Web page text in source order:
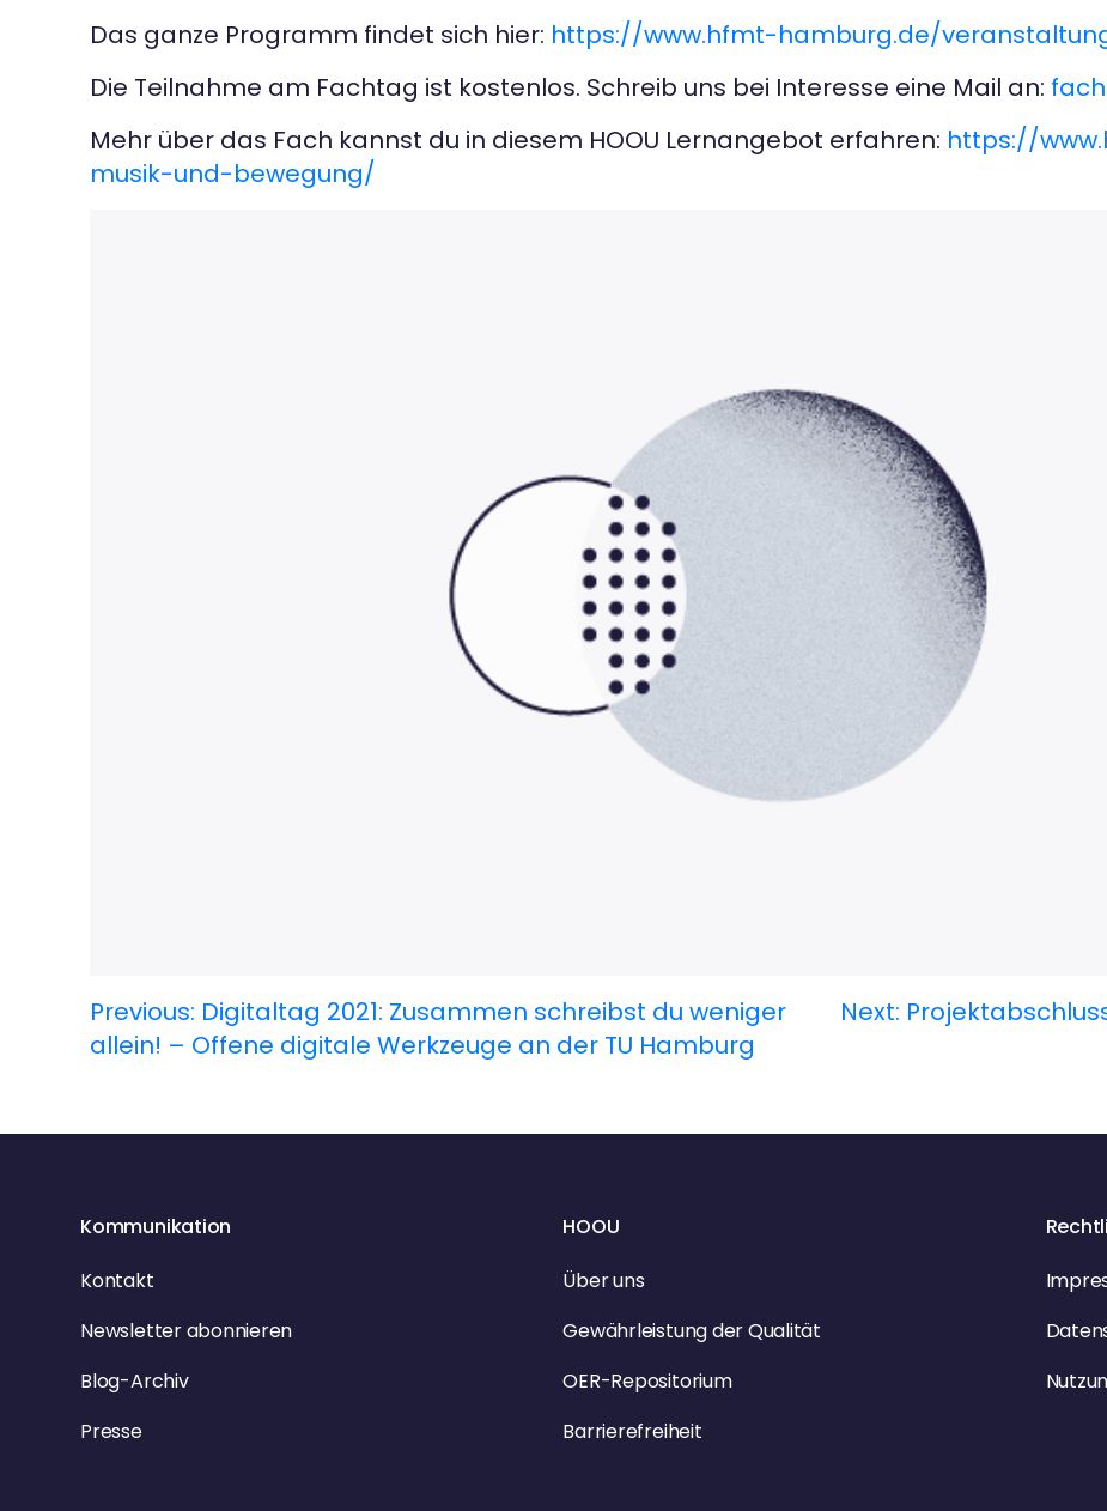
Das ganze Programm findet sich hier: https://www.hfmt-hamburg.de/
Die Teilnahme am Fachtag ist kostenlos. Schreib uns bei Interesse eine Mail an:
Mehr über das Fach kannst du in diesem HOOU Lernangebot erfahren: https://
musik-und-bewegung/
B
i
r
a
g
s
n
Previous: Digitaltag 2021: Zusammen schreibst du weniger
allein! – Offene digitale Werkzeuge an der TU Hamburg
Next:
Kommunikation
Kontakt
Newsletter abonnieren
Blog-Archiv
Presse
HOOU
Über uns
Gewährleistung der Qualität
OER-Repositorium
Barrierefreiheit